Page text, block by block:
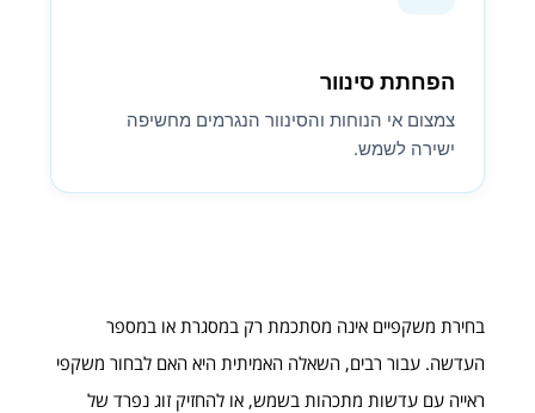
הפחתת סינוור
צמצום אי הנוחות והסינוור הנגרמים מחשיפה
ישירה לשמש.
בחירת משקפיים אינה מסתכמת רק במסגרת או במספר
העדשה. עבור רבים, השאלה האמיתית היא האם לבחור משקפי
ראייה עם עדשות מתכהות בשמש, או להחזיק זוג נפרד של